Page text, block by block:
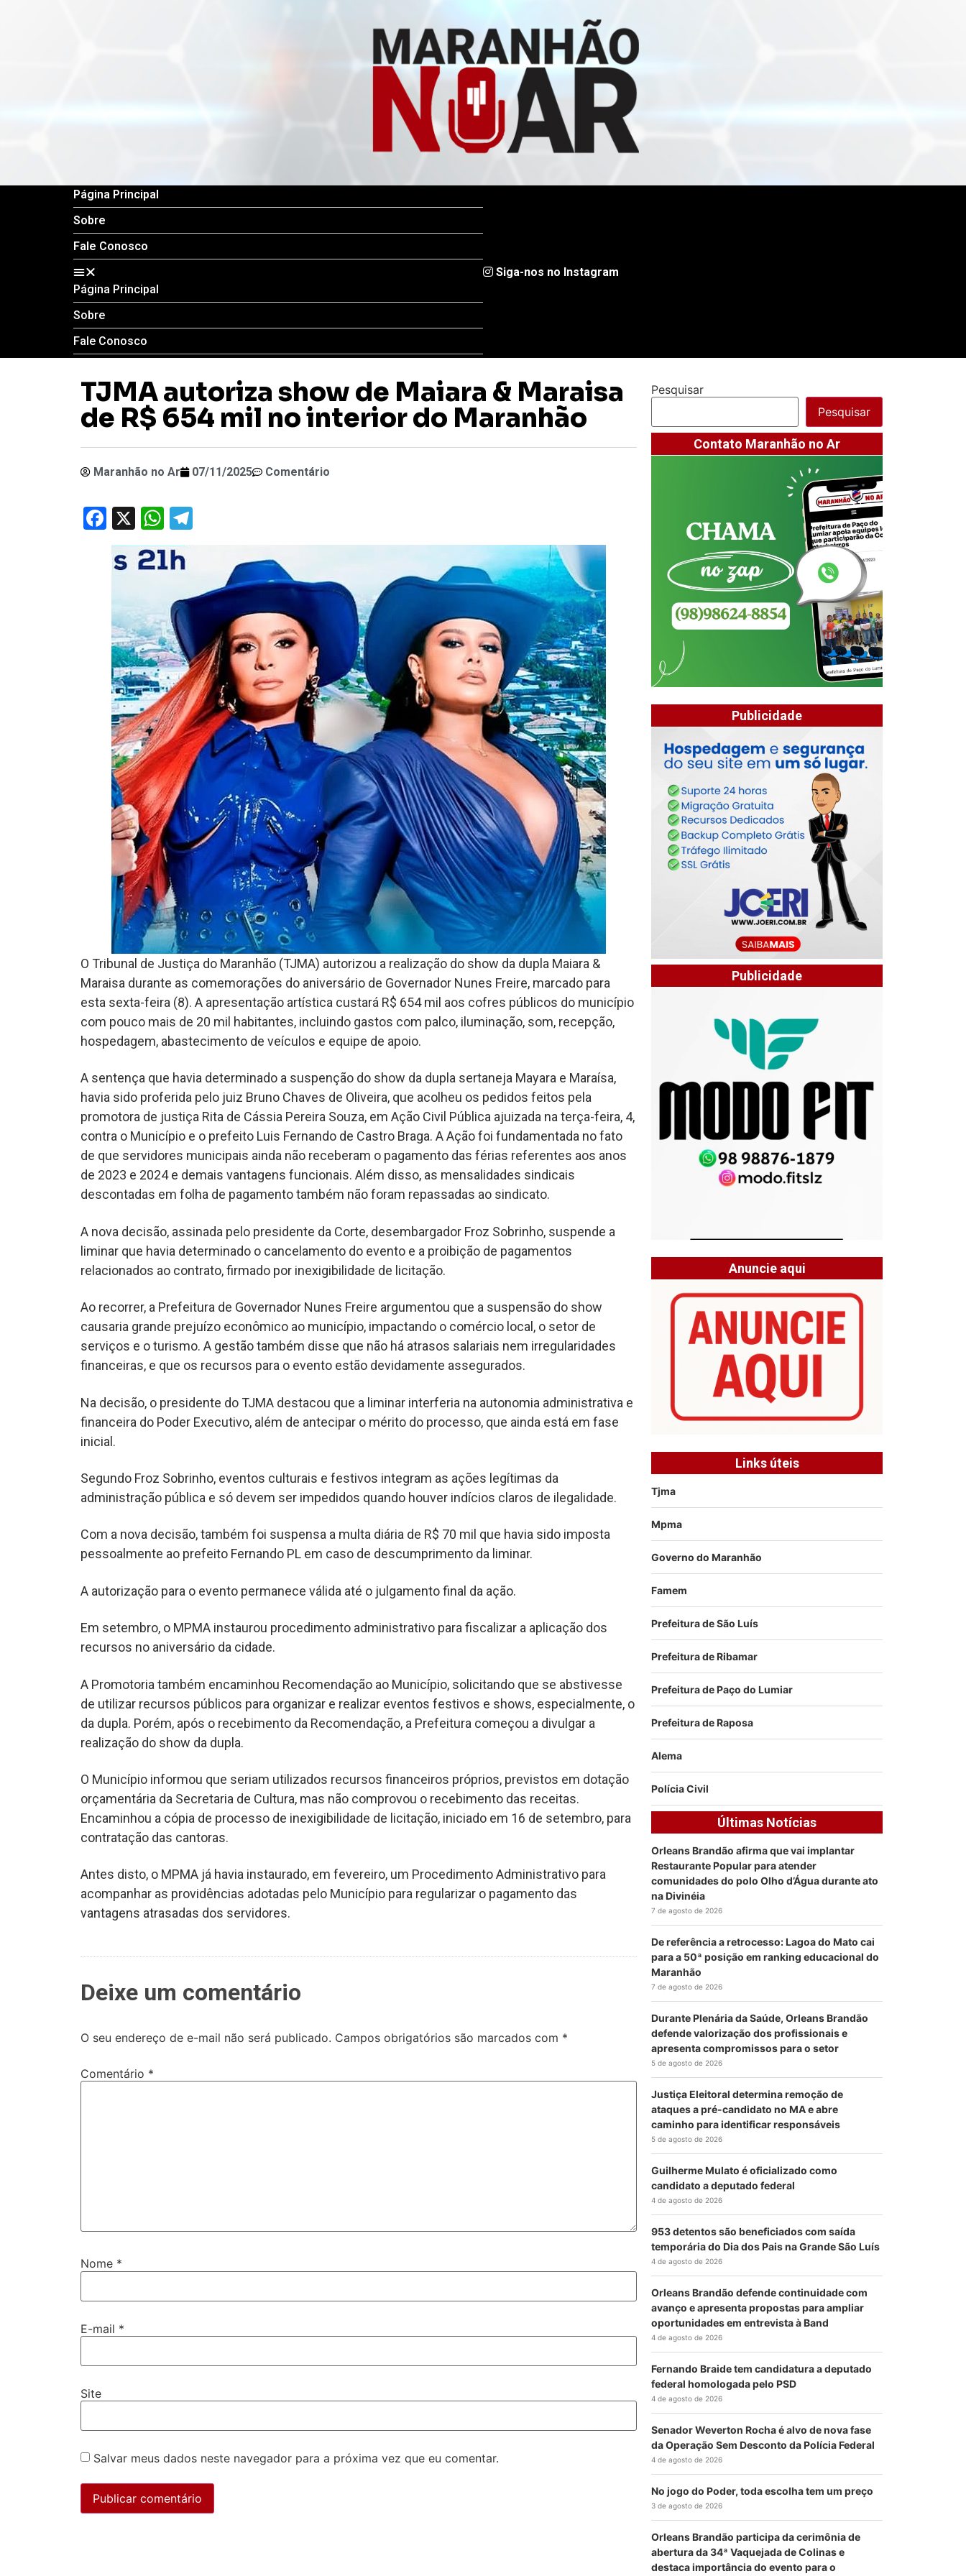
Página Principal
Sobre
Fale Conosco
Página Principal
Sobre
Fale Conosco
Siga-nos no Instagram
TJMA autoriza show de Maiara & Maraisa
de R$ 654 mil no interior do Maranhão
Maranhão no Ar 07/11/2025 Comentário
Facebook
X WhatsApp
O Tribunal de Justiça do Maranhão (TJMA) autorizou a realização do show da dupla Maiara &
Maraisa durante as comemorações do aniversário de Governador Nunes Freire, marcado para
esta sexta-feira (8). A apresentação artística custará R$ 654 mil aos cofres públicos do município
com pouco mais de 20 mil habitantes, incluindo gastos com palco, iluminação, som, recepção,
hospedagem, abastecimento de veículos e equipe de apoio.
A sentença que havia determinado a suspenção do show da dupla sertaneja Mayara e Maraísa,
havia sido proferida pelo juiz Bruno Chaves de Oliveira, que acolheu os pedidos feitos pela
promotora de justiça Rita de Cássia Pereira Souza, em Ação Civil Pública ajuizada na terça-feira, 4,
contra o Município e o prefeito Luis Fernando de Castro Braga. A Ação foi fundamentada no fato
de que servidores municipais ainda não receberam o pagamento das férias referentes aos anos
de 2023 e 2024 e demais vantagens funcionais. Além disso, as mensalidades sindicais
descontadas em folha de pagamento também não foram repassadas ao sindicato.
A nova decisão, assinada pelo presidente da Corte, desembargador Froz Sobrinho, suspende a
liminar que havia determinado o cancelamento do evento e a proibição de pagamentos
relacionados ao contrato, firmado por inexigibilidade de licitação.
Ao recorrer, a Prefeitura de Governador Nunes Freire argumentou que a suspensão do show
causaria grande prejuízo econômico ao município, impactando o comércio local, o setor de
serviços e o turismo. A gestão também disse que não há atrasos salariais nem irregularidades
financeiras, e que os recursos para o evento estão devidamente assegurados.
Na decisão, o presidente do TJMA destacou que a liminar interferia na autonomia administrativa e
financeira do Poder Executivo, além de antecipar o mérito do processo, que ainda está em fase
inicial.
Segundo Froz Sobrinho, eventos culturais e festivos integram as ações legítimas da
administração pública e só devem ser impedidos quando houver indícios claros de ilegalidade.
Com a nova decisão, também foi suspensa a multa diária de R$ 70 mil que havia sido imposta
pessoalmente ao prefeito Fernando PL em caso de descumprimento da liminar.
A autorização para o evento permanece válida até o julgamento final da ação.
Em setembro, o MPMA instaurou procedimento administrativo para fiscalizar a aplicação dos
recursos no aniversário da cidade.
A Promotoria também encaminhou Recomendação ao Município, solicitando que se abstivesse
de utilizar recursos públicos para organizar e realizar eventos festivos e shows, especialmente, o
da dupla. Porém, após o recebimento da Recomendação, a Prefeitura começou a divulgar a
realização do show da dupla.
O Município informou que seriam utilizados recursos financeiros próprios, previstos em dotação
orçamentária da Secretaria de Cultura, mas não comprovou o recebimento das receitas.
Encaminhou a cópia de processo de inexigibilidade de licitação, iniciado em 16 de setembro, para
contratação das cantoras.
Antes disto, o MPMA já havia instaurado, em fevereiro, um Procedimento Administrativo para
acompanhar as providências adotadas pelo Município para regularizar o pagamento das
vantagens atrasadas dos servidores.
Deixe um comentário
O seu endereço de e-mail não será publicado. Campos obrigatórios são marcados com *
Comentário *
Nome *
E-mail *
Site
Salvar meus dados neste navegador para a próxima vez que eu comentar.
Pesquisar
Pesquisar
Contato Maranhão no Ar
Publicidade
Publicidade
Anuncie aqui
Links úteis
Tjma
Mpma
Governo do Maranhão
Famem
Prefeitura de São Luís
Prefeitura de Ribamar
Prefeitura de Paço do Lumiar
Prefeitura de Raposa
Alema
Polícia Civil
Últimas Notícias
Orleans Brandão afirma que vai implantar
Restaurante Popular para atender
comunidades do polo Olho d’Água durante ato
na Divinéia
7 de agosto de 2026
De referência a retrocesso: Lagoa do Mato cai
para a 50ª posição em ranking educacional do
Maranhão
7 de agosto de 2026
Durante Plenária da Saúde, Orleans Brandão
defende valorização dos profissionais e
apresenta compromissos para o setor
5 de agosto de 2026
Justiça Eleitoral determina remoção de
ataques a pré-candidato no MA e abre
caminho para identificar responsáveis
5 de agosto de 2026
Guilherme Mulato é oficializado como
candidato a deputado federal
4 de agosto de 2026
953 detentos são beneficiados com saída
temporária do Dia dos Pais na Grande São Luís
4 de agosto de 2026
Orleans Brandão defende continuidade com
avanço e apresenta propostas para ampliar
oportunidades em entrevista à Band
4 de agosto de 2026
Fernando Braide tem candidatura a deputado
federal homologada pelo PSD
4 de agosto de 2026
Senador Weverton Rocha é alvo de nova fase
da Operação Sem Desconto da Polícia Federal
4 de agosto de 2026
No jogo do Poder, toda escolha tem um preço
3 de agosto de 2026
Orleans Brandão participa da cerimônia de
abertura da 34ª Vaquejada de Colinas e
destaca importância do evento para o